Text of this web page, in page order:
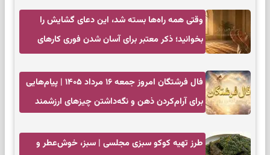
وقتی همه راه‌ها بسته شد، این دعای گشایش را
بخوانید؛ ذکر معتبر برای آسان شدن فوری کارهای
سخت
فال فرشتگان امروز جمعه ۱۶ مرداد ۱۴۰۵ | پیام‌هایی
برای آرام‌کردن ذهن و نگه‌داشتن چیزهای ارزشمند
طرز تهیه کوکو سبزی مجلسی | سبز، خوش‌عطر و